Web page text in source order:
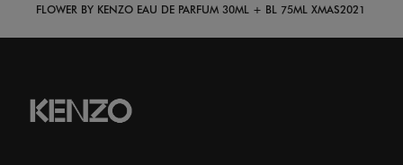
FLOWER BY KENZO EAU DE PARFUM 30ML + BL 75ML XMAS2021